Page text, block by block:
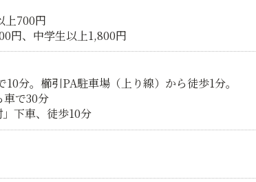
700円
、中学生以上1,800円
分。櫛引PA駐車場（上り線）から徒歩1分。
で30分
下車、徒歩10分